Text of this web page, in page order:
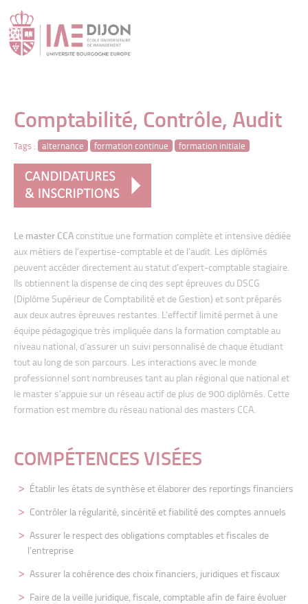
Comptabilité, Contrôle, Audit
Tags : alternance formation continue formation initiale
Le master CCA constitue une formation complète et intensive dédiée
aux métiers de l’expertise-comptable et de l’audit. Les diplômés
peuvent accéder directement au statut d’expert-comptable stagiaire.
Ils obtiennent la dispense de cinq des sept épreuves du DSCG
(Diplôme Supérieur de Comptabilité et de Gestion) et sont préparés
aux deux autres épreuves restantes. L’effectif limité permet à une
équipe pédagogique très impliquée dans la formation comptable au
niveau national, d’assurer un suivi personnalisé de chaque étudiant
tout au long de son parcours. Les interactions avec le monde
professionnel sont nombreuses tant au plan régional que national et
le master s’appuie sur un réseau actif de plus de 900 diplômés. Cette
formation est membre du réseau national des masters CCA.
COMPÉTENCES VISÉES
Établir les états de synthèse et élaborer des reportings financiers
Contrôler la régularité, sincérité et fiabilité des comptes annuels
Assurer le respect des obligations comptables et fiscales de
l’entreprise
Assurer la cohérence des choix financiers, juridiques et fiscaux
Faire de la veille juridique, fiscale, comptable afin de faire évoluer